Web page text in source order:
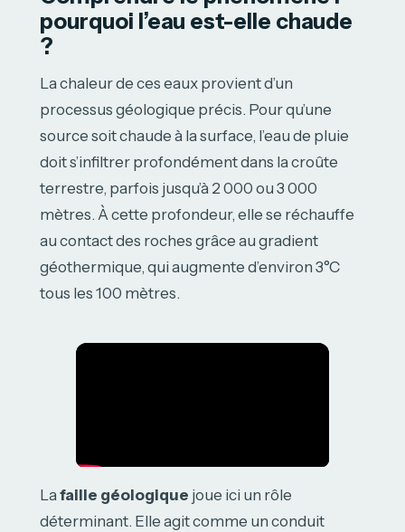
pourquoi l’eau est-elle chaude
?
La chaleur de ces eaux provient d’un
processus géologique précis. Pour qu’une
source soit chaude à la surface, l’eau de pluie
doit s’infiltrer profondément dans la croûte
terrestre, parfois jusqu’à 2 000 ou 3 000
mètres. À cette profondeur, elle se réchauffe
au contact des roches grâce au gradient
géothermique, qui augmente d’environ 3°C
tous les 100 mètres.
Lafaille géologique joue ici un rôle
déterminant. Elle agit comme un conduit